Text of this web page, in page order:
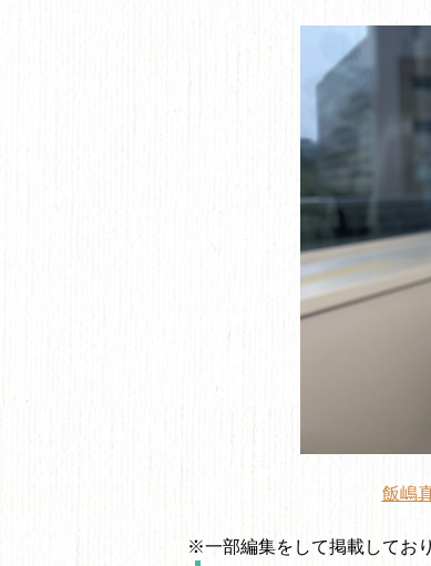
飯嶋
※一部編集をして掲載しており